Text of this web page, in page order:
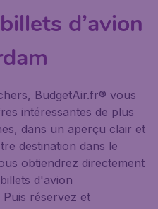
d’avion
BudgetAir.fr® vous
intéressantes de plus
dans un aperçu clair et
destination dans le
obtiendrez directement
d'avion
réservez et